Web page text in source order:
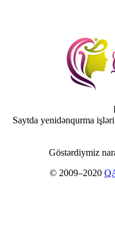
Saytda yenidənqurma
Göstərdiymiz
© 2009–2020